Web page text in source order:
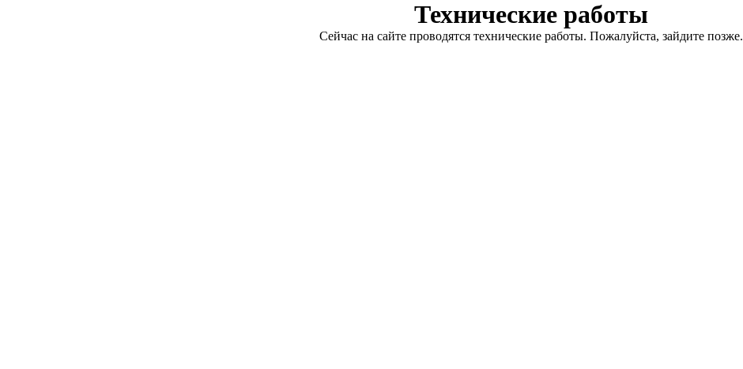
Технические работы
Сейчас на сайте проводятся технические работы. Пожалуйста, зайдите позже.